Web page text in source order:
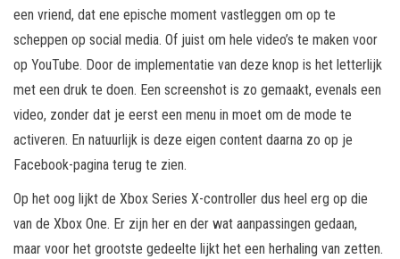
een vriend, dat ene epische moment vastleggen om op te
scheppen op social media. Of juist om hele video’s te maken voor
op YouTube. Door de implementatie van deze knop is het letterlijk
met een druk te doen. Een screenshot is zo gemaakt, evenals een
video, zonder dat je eerst een menu in moet om de mode te
activeren. En natuurlijk is deze eigen content daarna zo op je
Facebook-pagina terug te zien.
Op het oog lijkt de Xbox Series X-controller dus heel erg op die
van de Xbox One. Er zijn her en der wat aanpassingen gedaan,
maar voor het grootste gedeelte lijkt het een herhaling van zetten.